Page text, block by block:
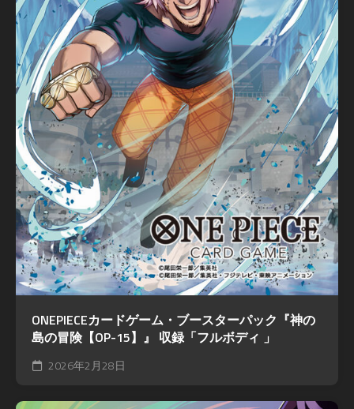
ONEPIECEカードゲーム・ブースターパック『神の
島の冒険【OP-15】』 収録「フルボディ 」
2026年2月28日